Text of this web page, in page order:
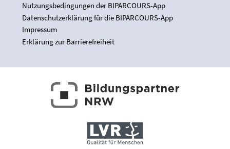
Nutzungsbedingungen der BIPARCOURS-App
Datenschutzerklärung für die BIPARCOURS-App
Impressum
Erklärung zur Barrierefreiheit